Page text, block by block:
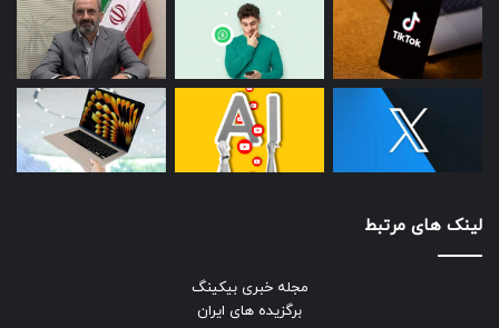
لینک های مرتبط
مجله خبری بیکینگ
برگزیده های ایران